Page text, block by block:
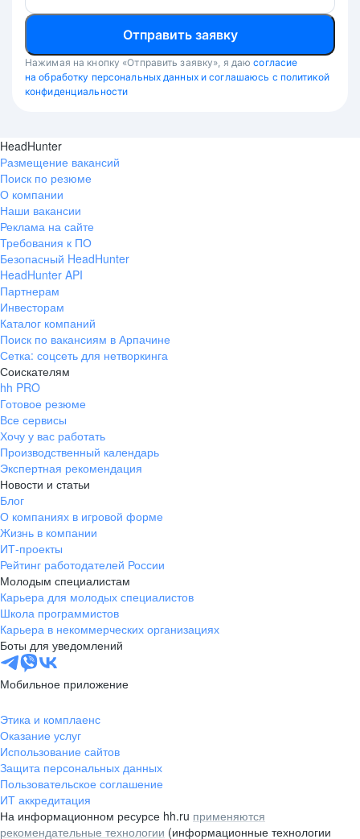
Отправить заявку
Нажимая на кнопку «Отправить заявку», я даю согласие
на обработку персональных данных и соглашаюсь с политикой
конфиденциальности
HeadHunter
Размещение вакансий
Поиск по резюме
О компании
Наши вакансии
Реклама на сайте
Требования к ПО
Безопасный HeadHunter
HeadHunter API
Партнерам
Инвесторам
Каталог компаний
Поиск по вакансиям в Арпачине
Сетка: соцсеть для нетворкинга
Соискателям
hh PRO
Готовое резюме
Все сервисы
Хочу у вас работать
Производственный календарь
Экспертная рекомендация
Новости и статьи
Блог
О компаниях в игровой форме
Жизнь в компании
ИТ-проекты
Рейтинг работодателей России
Молодым специалистам
Карьера для молодых специалистов
Школа программистов
Карьера в некоммерческих организациях
Боты для уведомлений
Мобильное приложение
Этика и комплаенс
Оказание услуг
Использование сайтов
Защита персональных данных
Пользовательское соглашение
ИТ аккредитация
На информационном ресурсе hh.ru применяются
рекомендательные технологии (информационные технологии